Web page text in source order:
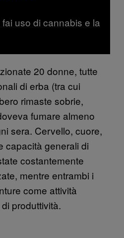
uso di cannabis e la
20 donne, tutte
di erba (tra cui
rimaste sobrie,
fumare almeno
sera. Cervello, cuore,
capacità generali di
costantemente
mentre entrambi i
come attività
produttività.